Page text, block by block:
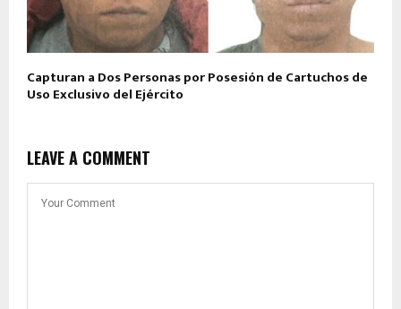
Capturan a Dos Personas por Posesión de Cartuchos de
Uso Exclusivo del Ejército
LEAVE A COMMENT